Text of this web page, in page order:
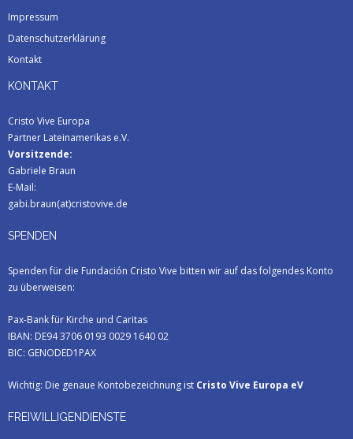
Impressum
Datenschutzerklärung
Kontakt
KONTAKT
Cristo Vive Europa
Partner Lateinamerikas e.V.
Vorsitzende:
Gabriele Braun
E-Mail:
gabi.braun(at)cristovive.de
SPENDEN
Spenden für die Fundación Cristo Vive bitten wir auf das folgendes Konto
zu überweisen:
Pax-Bank für Kirche und Caritas
IBAN: DE94 3706 0193 0029 1640 02
BIC: GENODED1PAX
Wichtig: Die genaue Kontobezeichnung ist Cristo Vive Europa eV
FREIWILLIGENDIENSTE